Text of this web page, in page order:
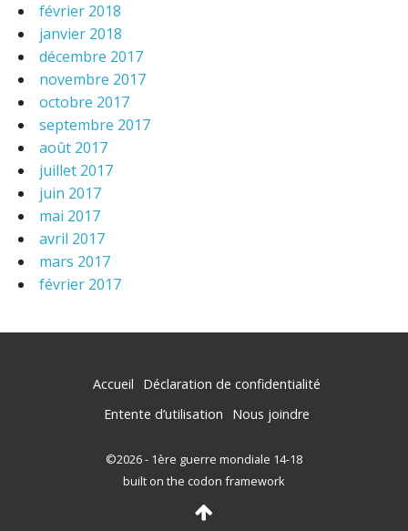
février 2018
janvier 2018
décembre 2017
novembre 2017
octobre 2017
septembre 2017
août 2017
juillet 2017
juin 2017
mai 2017
avril 2017
mars 2017
février 2017
Accueil
Déclaration de confidentialité
Entente d’utilisation
Nous joindre
©2026 - 1ère guerre mondiale 14-18
built on the codon framework